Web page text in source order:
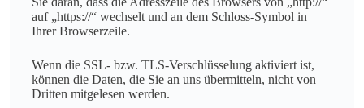
auf „https://“ wechselt und an dem Schloss-Symbol in
Ihrer Browserzeile.
Wenn die SSL- bzw. TLS-Verschlüsselung aktiviert ist,
können die Daten, die Sie an uns übermitteln, nicht von
Dritten mitgelesen werden.